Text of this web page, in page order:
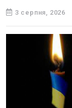
3 серпня, 2026